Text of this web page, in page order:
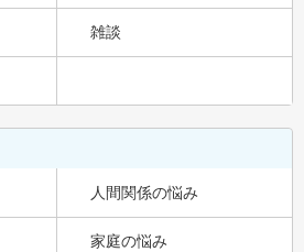
雑談
人間関係の悩み
家庭の悩み